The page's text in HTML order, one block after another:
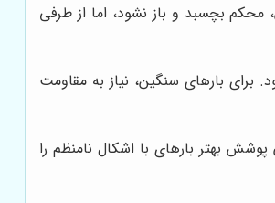
بچسبد و باز نشود، اما از طرفی
بارهای سنگین، نیاز به مقاومت
بهتر بارهای با اشکال نامنظم را